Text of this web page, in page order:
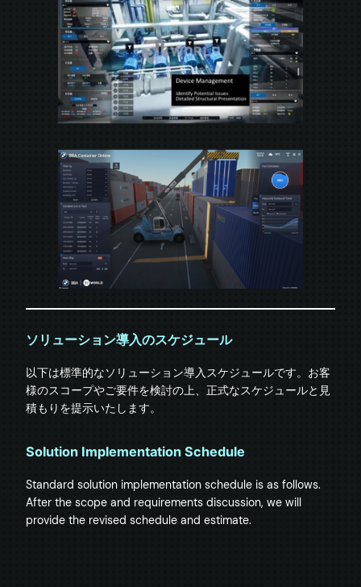
ソリューション導入のスケジュール
以下は標準的なソリューション導入スケジュールです。お客
様のスコープやご要件を検討の上、正式なスケジュールと見
積もりを提示いたします。
Solution Implementation Schedule
Standard solution implementation schedule is as follows.
After the scope and requirements discussion, we will
provide the revised schedule and estimate.